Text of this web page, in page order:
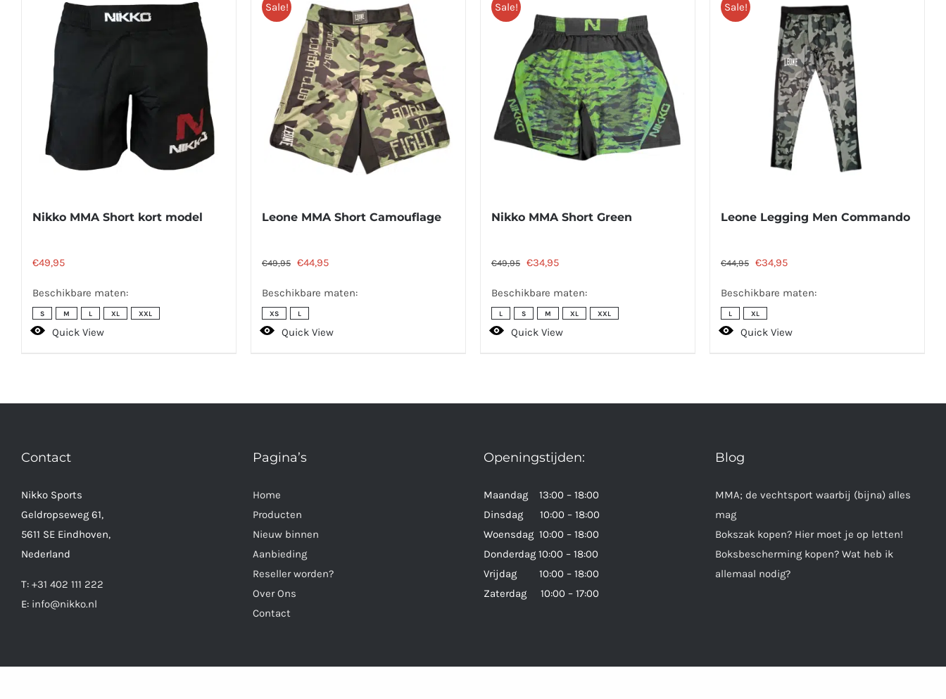
Nikko MMA Short kort model
€49,95
Beschikbare maten:
S M L XL XXL
Quick View
Sale!
Leone MMA Short Camouflage
€49,95 Oorspronkelijke
was:
€49,95.
€44,95Huidige
is:
Beschikbare maten:
XS L
Quick View
Sale!
Nikko MMA Short Green
€49,95 Oorspronkelijke
was:
€49,95.
€34,95Huidige
is:
€34,95.
Beschikbare maten:
L S M XL XXL
Quick View
Sale!
Leone Legging Men Commando
€44,95 Oorspronkelijke
was:
€44,95.
€34,95Huidige
is:
Beschikbare maten:
L XL
Quick View
Contact
Nikko Sports
Geldropseweg 61,
5611 SE Eindhoven,
Nederland
T: +31 402 111 222
E: info@nikko.nl
Pagina’s
Home
Producten
Nieuw binnen
Aanbieding
Reseller worden?
Over Ons
Contact
Openingstijden:
Maandag 13:00 – 18:00
Dinsdag 10:00 – 18:00
Woensdag 10:00 – 18:00
Donderdag 10:00 – 18:00
Vrijdag 10:00 – 18:00
Zaterdag 10:00 – 17:00
Blog
MMA; de vechtsport waarbij (bijna) alles
mag
Bokszak kopen? Hier moet je op letten!
Boksbescherming kopen? Wat heb ik
allemaal nodig?